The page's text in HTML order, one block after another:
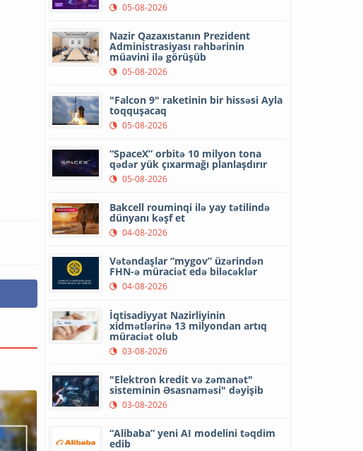
05-08-2026
Nazir Qazaxıstanın Prezident
Administrasiyası rəhbərinin
müavini ilə görüşüb
05-08-2026
"Falcon 9" raketinin bir hissəsi Ayla
toqquşacaq
05-08-2026
“SpaceX” orbitə 10 milyon tona
qədər yük çıxarmağı planlaşdırır
05-08-2026
Bakcell rouminqi ilə yay tətilində
dünyanı kəşf et
04-08-2026
Vətəndaşlar “mygov” üzərindən
FHN-ə müraciət edə biləcəklər
04-08-2026
İqtisadiyyat Nazirliyinin
xidmətlərinə 13 milyondan artıq
müraciət olub
03-08-2026
"Elektron kredit və zəmanət"
sisteminin Əsasnaməsi" dəyişib
03-08-2026
“Alibaba” yeni AI modelini təqdim
edib